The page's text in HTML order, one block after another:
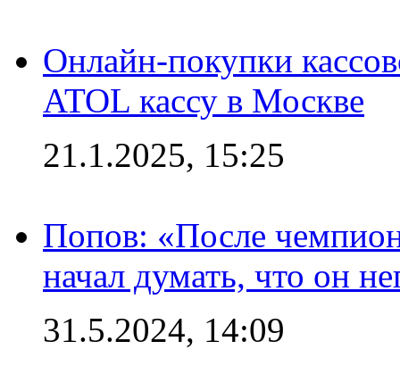
Онлайн-покупки
ATOL кассу в Москве
21.1.2025, 15:25
Попов: «После
начал думать, что он
31.5.2024, 14:09